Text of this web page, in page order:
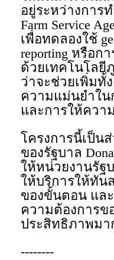
อยู่ระหว่างการ
Farm Service
เพื่อทดลองใช้
reporting หรือก
ด้วยเทคโนโลยี
ว่าจะช่วยเพิ่มทั้
ความแม่นยำใน
และการให้ควา
โครงการนี้เป็น
ของรัฐบาล
ให้หน่วยงานรัฐ
ให้บริการให้ทั
ของขั้นตอน แล
ความต้องการข
ประสิทธิภาพมา
--------